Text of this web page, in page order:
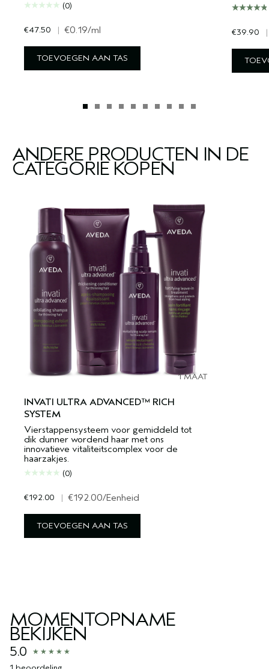
(0)
€47.50 | €0.19/ml
TOEVOEGEN AAN TAS
€39.90 |
ANDERE PRODUCTEN IN DE
CATEGORIE KOPEN
1 MAAT
INVATI ULTRA ADVANCED™ RICH
SYSTEM
Vierstappensysteem voor gemiddeld tot
dik dunner wordend haar met ons
innovatieve vitaliteitscomplex voor de
haarzakjes.
(0)
€192.00 | €192.00/Eenheid
TOEVOEGEN AAN TAS
MOMENTOPNAME
BEKIJKEN
5.0